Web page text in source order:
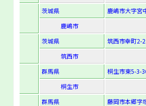
茨城県
鹿嶋市大字宮
鹿嶋市
茨城県
筑西市幸町2-
筑西市
群馬県
桐生市東5-3-
桐生市
群馬県
藤岡市本郷字